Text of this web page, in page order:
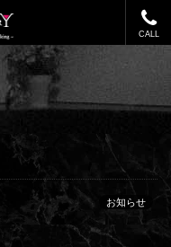
CALL
お知らせ